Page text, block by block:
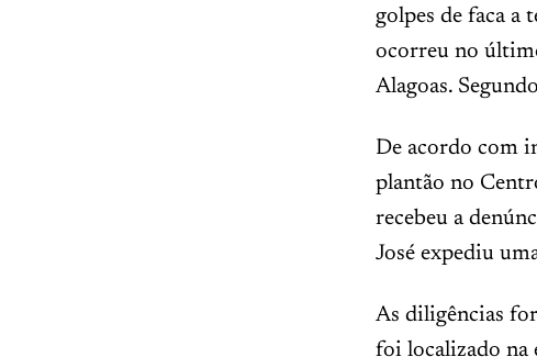
golpes de faca a
ocorreu no
Alagoas.
De acordo com
plantão no
recebeu a
José expediu
As diligências
foi localizado na